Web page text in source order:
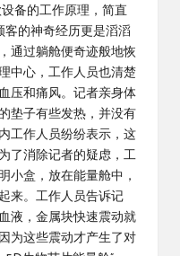
备的工作原理，简直
客的神奇经历更是滔滔
通过躺舱便奇迹般地恢
中心，工作人员也清楚
压和痛风。记者亲身体
垫子有些发热，并没有
工作人员纷纷表示，这
了消除记者的疑虑，工
小盒，放在能量舱中，
来。工作人员告诉记
液，金属块快速震动就
为这些震动才产生了对